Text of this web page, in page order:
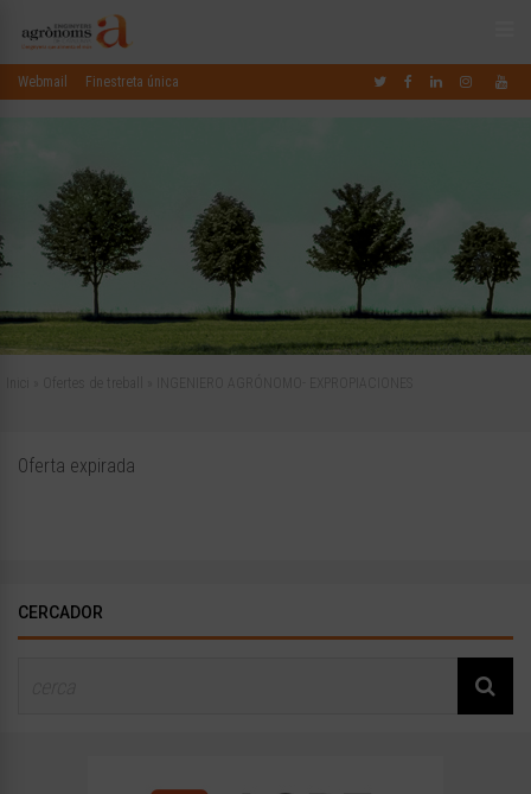
Webmail Finestreta única
Oferta expirada
CERCADOR